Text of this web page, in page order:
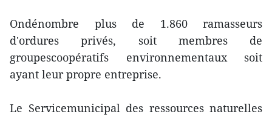
Ondénombre plus de 1.860 ramasseurs
d'ordures privés, soit membres de
groupescoopératifs environnementaux soit
ayant leur propre entreprise.
Le Servicemunicipal des ressources naturelles